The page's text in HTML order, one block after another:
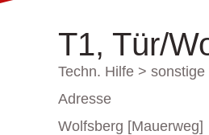
T1, Tür/
Techn. Hilfe >
Adresse
Wolfsberg [Mauerweg]